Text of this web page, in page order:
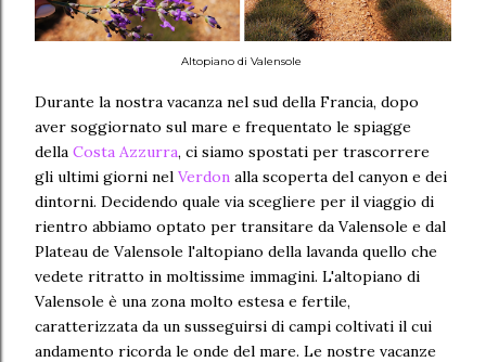
Altopiano di Valensole
Durante la nostra vacanza nel sud della Francia, dopo
aver soggiornato sul mare e frequentato le spiagge
della Costa Azzurra, ci siamo spostati per trascorrere
gli ultimi giorni nel Verdon alla scoperta del canyon e dei
dintorni. Decidendo quale via scegliere per il viaggio di
rientro abbiamo optato per transitare da Valensole e dal
Plateau de Valensole l'altopiano della lavanda quello che
vedete ritratto in moltissime immagini. L'altopiano di
Valensole è una zona molto estesa e fertile,
caratterizzata da un susseguirsi di campi coltivati il cui
andamento ricorda le onde del mare. Le nostre vacanze